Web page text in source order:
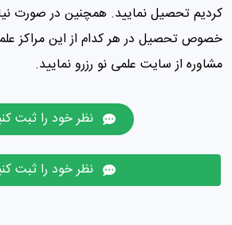
کردیم تحصیل نمایید. همچنین در صورت
خصوص تحصیل در هر کدام از این مراکز
مشاوره از سایت علمی نو رزرو نمایید.
نظر خود را ثبت
نظر خود را ثبت